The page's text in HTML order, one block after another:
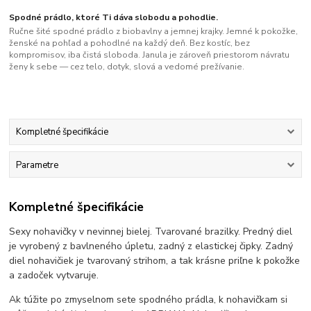
Spodné prádlo, ktoré Ti dáva slobodu a pohodlie.
Ručne šité spodné prádlo z biobavlny a jemnej krajky. Jemné k pokožke,
ženské na pohľad a pohodlné na každý deň. Bez kostíc, bez
kompromisov, iba čistá sloboda. Janula je zároveň priestorom návratu
ženy k sebe — cez telo, dotyk, slová a vedomé prežívanie.
Kompletné špecifikácie
Parametre
Kompletné špecifikácie
Sexy nohavičky v nevinnej bielej. Tvarované brazilky. Predný diel
je vyrobený z bavlneného úpletu, zadný z elastickej čipky. Zadný
diel nohavičiek je tvarovaný strihom, a tak krásne priľne k pokožke
a zadoček vytvaruje.
Ak túžite po zmyselnom sete spodného prádla, k nohavičkam si